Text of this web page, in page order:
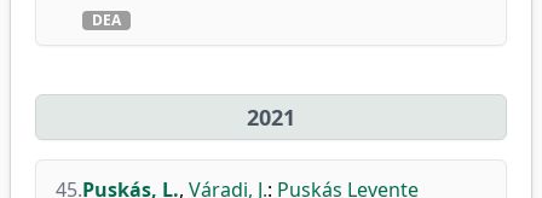
DEA
2021
45.Puskás, L., Váradi, J.: Puskás Levente